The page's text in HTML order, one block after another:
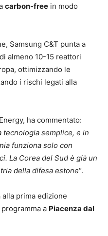
carbon-free in modo
Samsung C&T punta a
almeno 10-15 reattori
ottimizzando le
i rischi legati alla
ha commentato:
tecnologia semplice, e in
funziona solo con
La Corea del Sud è già un
della difesa estone“.
prima edizione
programma a Piacenza dal